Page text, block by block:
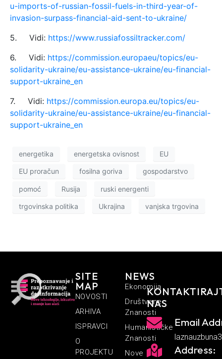
u-imports-of-russian-fossil-fuels-in-third-year-of-
invasion-surpass-financial-aid-sent-to-ukraine/
5. Vidi: https://www.russiafossiltracker.com/
6. Vidi: https://commission.europaeu/topics/eu-
solidarity-ukraine/eu-assistance-ukraine/eu-financial-
support-ukraine_en
7. Vidi: https://commission.europa.eu/topics/eu-
solidarity-ukraine/eu-assistance-ukraine/eu-financial-
support-ukraine_en
energetika energetska ovisnost EU
EU proračun fosilna goriva gospodarstvo
pomoć Rusija ruski energenti
trgovinska politika Ukrajina vanjska trgovina
SITE
MAP
NOVOSTI
ARHIVA
ISPRAVCI
O
PROJEKTU
NEWS
Ekonomija
Društvene
Znanosti
Humanističke
Znanosti
Nove
NAS
Email
Address: